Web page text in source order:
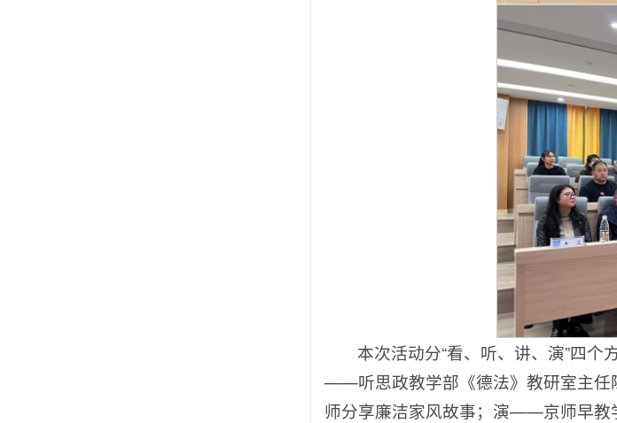
本次活动分“看、听、讲、演”四
——听思政教学部《德法》教研室主
师分享廉洁家风故事；演——京师早教